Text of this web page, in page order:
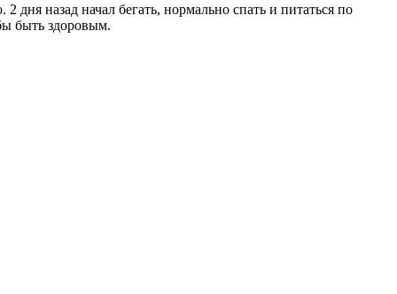
дня назад начал бегать, нормально спать и питаться по
быть здоровым.